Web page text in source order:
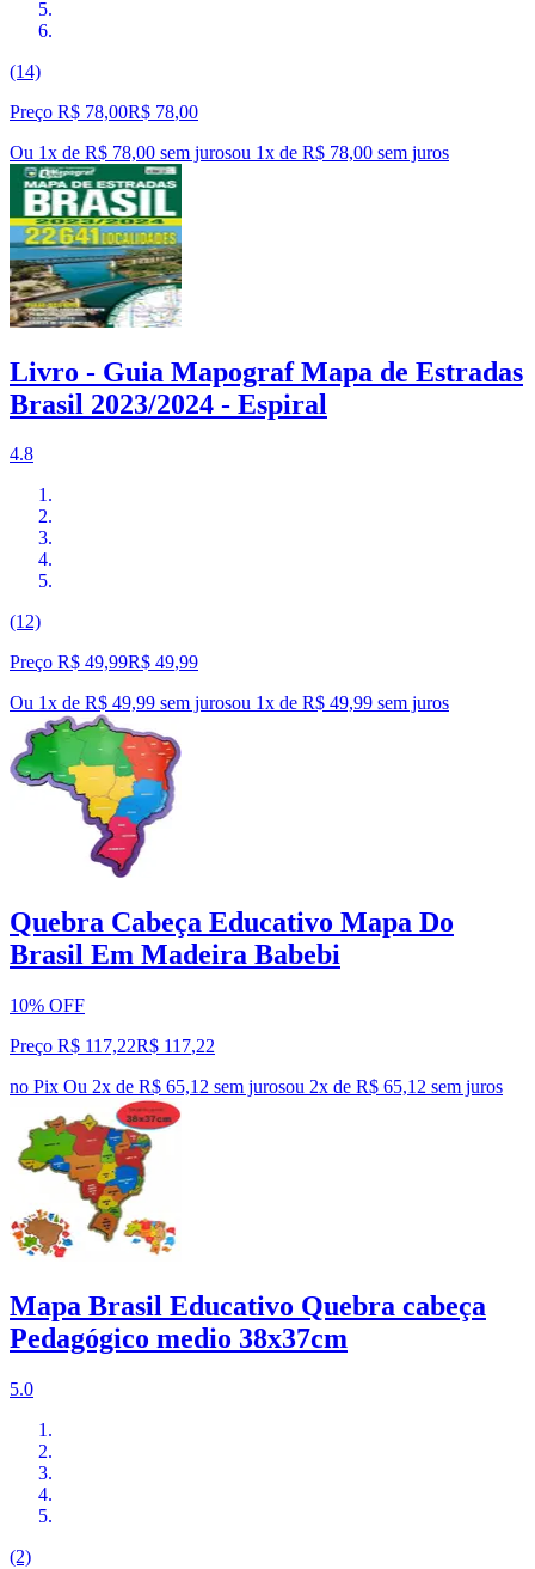
(14)
Preço R$ 78,00R$ 78,00
Ou 1x de R$ 78,00 sem jurosou 1x de R$ 78,00 sem juros
Livro - Guia Mapograf Mapa de Estradas
Brasil 2023/2024 - Espiral
4.8
(12)
Preço R$ 49,99R$ 49,99
Ou 1x de R$ 49,99 sem jurosou 1x de R$ 49,99 sem juros
Quebra Cabeça Educativo Mapa Do
Brasil Em Madeira Babebi
10% OFF
Preço R$ 117,22R$ 117,22
no Pix Ou 2x de R$ 65,12 sem jurosou 2x de R$ 65,12 sem juros
Mapa Brasil Educativo Quebra cabeça
Pedagógico medio 38x37cm
5.0
(2)